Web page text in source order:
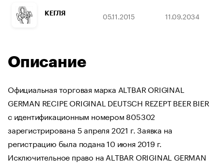
КЕГЛЯ 05.11.2015 11.09.2034
Описание
Официальная торговая марка ALTBAR ORIGINAL
GERMAN RECIPE ORIGINAL DEUTSCH REZEPT BEER BIER
с идентификационным номером 805302
зарегистрирована 5 апреля 2021 г. Заявка на
регистрацию была подана 10 июня 2019 г.
Исключительное право на ALTBAR ORIGINAL GERMAN